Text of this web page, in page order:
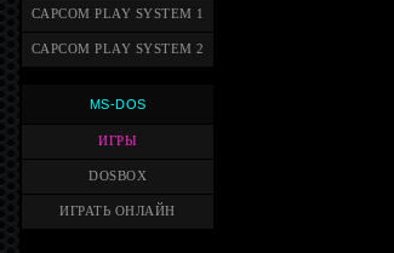
CAPCOM PLAY SYSTEM 1
CAPCOM PLAY SYSTEM 2
MS-DOS
ИГРЫ
DOSBOX
ИГРАТЬ ОНЛАЙН